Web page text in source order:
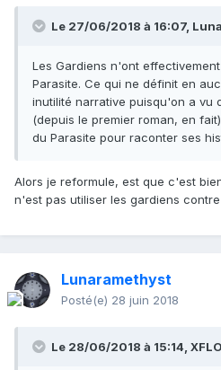
Le 27/06/2018 à 16:07,
Les Gardiens n'ont
Parasite. Ce qui ne définit en
inutilité narrative puisqu'on a vu
(depuis le premier roman, en
du Parasite pour raconter ses
Alors je reformule, est que c'est
n'est pas utiliser les gardiens contre
Lunaramethyst
Posté(e) 28 juin 2018
Le 28/06/2018 à 15:14,